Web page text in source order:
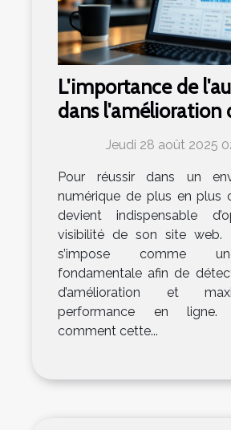
L'importance de
dans l'amélioration
présence en ligne
Jeudi 28 août 2025
Pour réussir dans un
numérique de plus en plus
devient indispensable
visibilité de son site web.
s’impose comme
fondamentale afin de
d’amélioration et
performance en ligne.
comment cette...